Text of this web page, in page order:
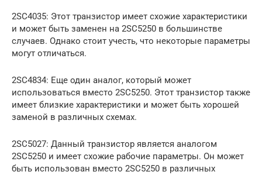
2SC4035: Этот транзистор имеет схожие характеристики
и может быть заменен на 2SC5250 в большинстве
случаев. Однако стоит учесть, что некоторые параметры
могут отличаться.
2SC4834: Еще один аналог, который может
использоваться вместо 2SC5250. Этот транзистор также
имеет близкие характеристики и может быть хорошей
заменой в различных схемах.
2SC5027: Данный транзистор является аналогом
2SC5250 и имеет схожие рабочие параметры. Он может
быть использован вместо 2SC5250 в различных